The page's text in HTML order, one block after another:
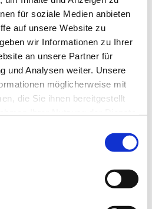
für soziale Medien anbieten
auf unsere Website zu
wir Informationen zu Ihrer
an unsere Partner für
und Analysen weiter. Unsere
möglicherweise mit
die Sie ihnen bereitgestellt